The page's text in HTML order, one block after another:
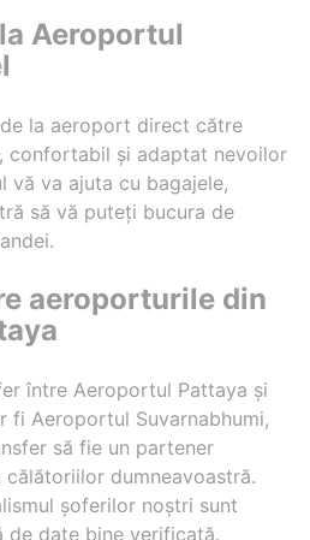
Aeroportul
la aeroport direct către
confortabil și adaptat nevoilor
vă va ajuta cu bagajele,
să vă puteți bucura de
aeroporturile din
între Aeroportul Pattaya și
fi Aeroportul Suvarnabhumi,
să fie un partener
dumneavoastră.
șoferilor noștri sunt
de date bine verificată.